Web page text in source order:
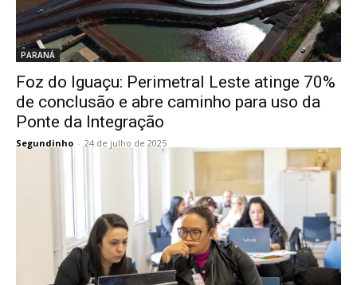
PARANÁ
Foz do Iguaçu: Perimetral Leste atinge 70%
de conclusão e abre caminho para uso da
Ponte da Integração
Segundinho - 24 de julho de 2025